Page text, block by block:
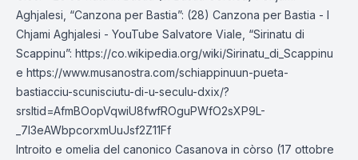
Aghjalesi, “Canzona per Bastia”: (28) Canzona per Bastia - I
Chjami Aghjalesi - YouTube Salvatore Viale, “Sirinatu di
Scappinu”: https://co.wikipedia.org/wiki/Sirinatu_di_Scappinu
e https://www.musanostra.com/schiappinuun-pueta-
bastiacciu-scunisciutu-di-u-seculu-dxix/?
srsltid=AfmBOopVqwiU8fwfROguPWfO2sXP9L-
_7l3eAWbpcorxmUuJsf2Z11Ff
Introito e omelia del canonico Casanova in còrso (17 ottobre